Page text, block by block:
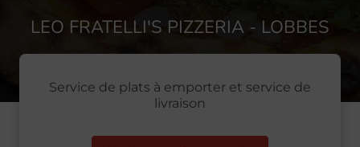
LEO FRATELLI'S PIZZERIA - LOBBES
Service de plats à emporter et service de
livraison